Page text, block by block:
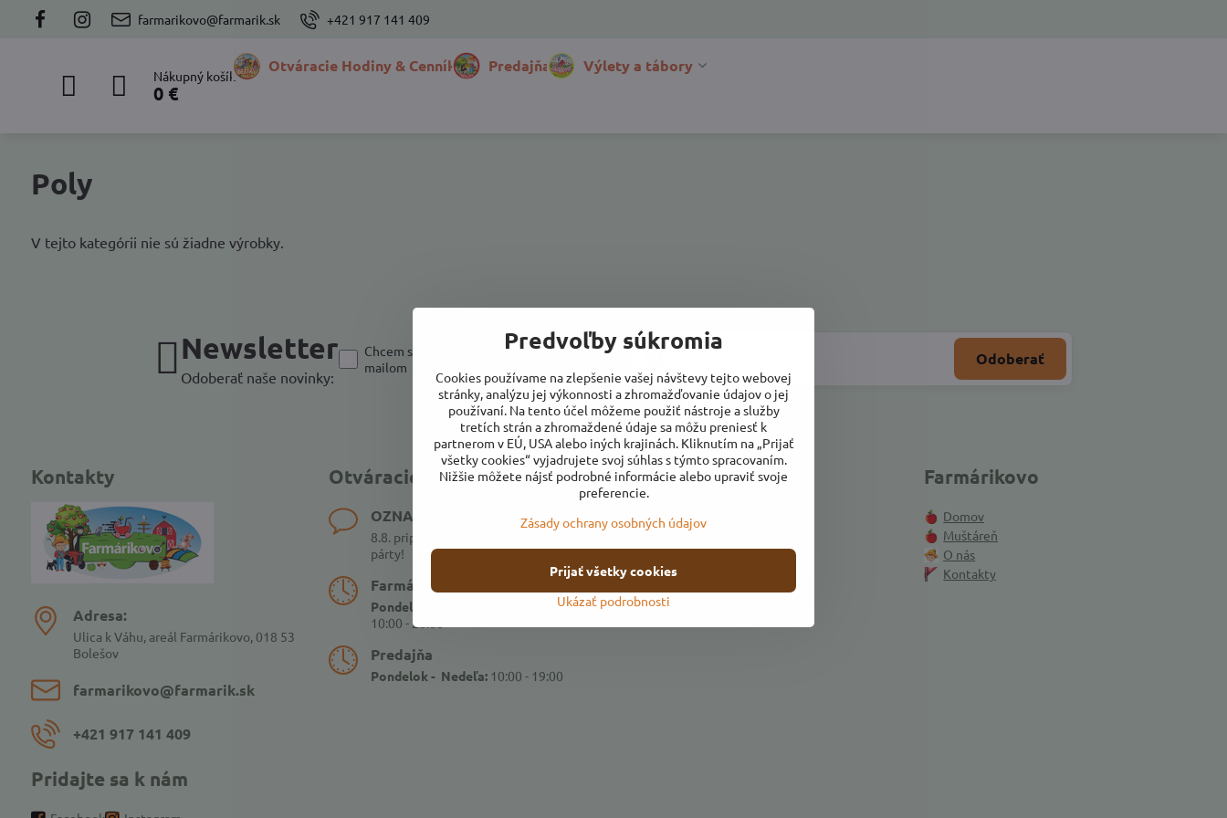
farmarikovo@farmarik.sk +421 917 141 409
Nákupný košík
0 €
Otváracie Hodiny & Cenník Predajňa Výlety a tábory
Poly
V tejto kategórii nie sú žiadne výrobky.
Newsletter
Odoberať naše novinky:
Odoberať
Chcem sa prihlásiť k odberu noviniek e-
mailom
Kontakty
Adresa:
Ulica k Váhu, areál Farmárikovo, 018 53
Bolešov
farmarikovo​@farmarik​.sk
+421 917 141 409
Pridajte sa k nám
Otváracie hodiny
OZNAM!
8.8. pripravujeme pre Vás veľkú letnú
párty!
Farmárikovo - Zážitkový areál
Pondelok a Nedeľa
10:00 - 20:00
Predajňa
Pondelok - Nedeľa:10:00 - 19:00
Všetko o nákupe
Obchodné podmienky
Ochrana osobných údajov
Odstúpenie od zmluvy
Farmárikovo
Domov
Muštáreň
O nás
Kontakty
Predvoľby súkromia
Cookies používame na zlepšenie vašej návštevy tejto webovej
stránky, analýzu jej výkonnosti a zhromažďovanie údajov o jej
používaní. Na tento účel môžeme použiť nástroje a služby
tretích strán a zhromaždené údaje sa môžu preniesť k
partnerom v EÚ, USA alebo iných krajinách. Kliknutím na „Prijať
všetky cookies“ vyjadrujete svoj súhlas s týmto spracovaním.
Nižšie môžete nájsť podrobné informácie alebo upraviť svoje
preferencie.
Zásady ochrany osobných údajov
Ukázať podrobnosti
Prijať všetky cookies